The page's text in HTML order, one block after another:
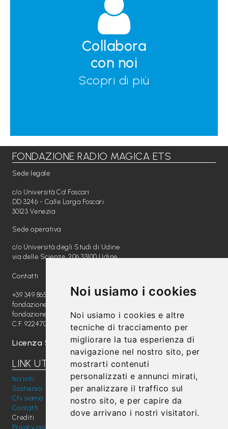
Noi usiamo i cookies
Noi usiamo i cookies e altre
tecniche di tracciamento per
migliorare la tua esperienza di
navigazione nel nostro sito, per
mostrarti contenuti
personalizzati e annunci mirati,
per analizzare il traffico sul
nostro sito, e per capire da
dove arrivano i nostri visitatori.
Collabora
con noi
Scopri di più
FONDAZIONE RADIO MAGICA ETS
Sede legale
c/o Università Ca' Foscari
DD 3246 - Calle Larga Foscari
30123 Venezia
Sede operativa
c/o Università degli Studi di Udine
via delle Scienze, 206 33100 Udine
Contatti
+39 349 8654789
fondazione@radiomagica.org
fondazioneradiomagica@pec.it
C.F. 92247020289
Licenza SIAE: 202100000612
LINK UTILI
Iscriviti
Sostienici
Chi siamo
Contatti
Crediti
Privacy policy